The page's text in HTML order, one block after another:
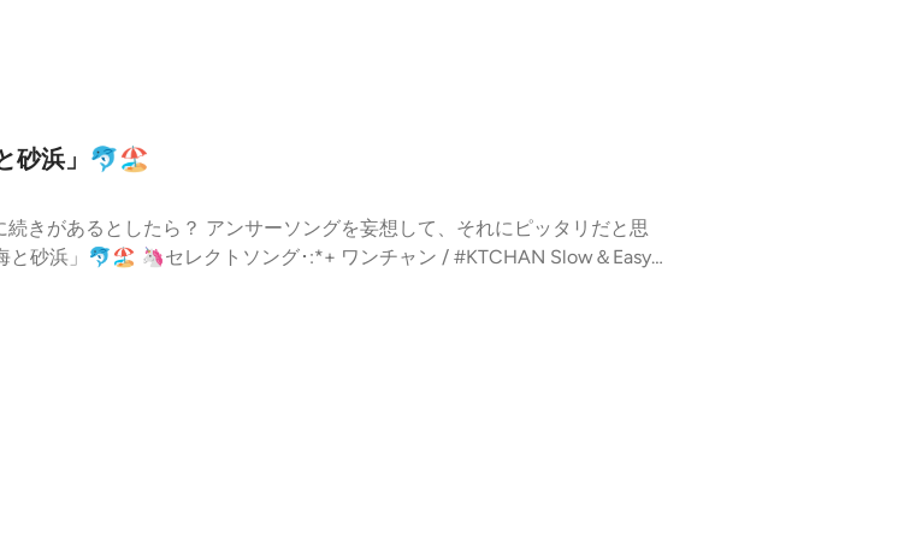
ではSelect Songsの一部をカットしております。 🎙️過去のプ
ラジオ「CITY CHILL CLUB」番組
」バンド「雨のパレード」ボーカルの福永浩平が毎日を少しだけ豊かに
年7月30日(木)に放送した内容のアーカイブ配信です。 本Podcastに選曲
podcastchoices.com/adchoices
と砂浜」🐬🏖
きがあるとしたら？ アンサーソングを妄想して、それにピッタリだと思
/ #KTCHAN Slow＆Easy /
」内で #KTCH
ますので、毎週放送後にチェックをお願いします！MUNYA CLUB '26-3・
ぎをプラスするミュージックプ